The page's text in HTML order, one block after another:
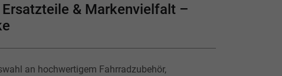
Ersatzteile & Markenvielfalt –
an hochwertigem Fahrradzubehör,